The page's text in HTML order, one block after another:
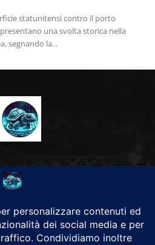
statunitensi contro il porto
una svolta storica nella
segnando la...
SIAMO